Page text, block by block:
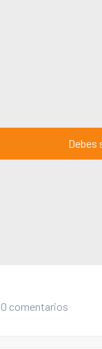
Debes
0 comentarios